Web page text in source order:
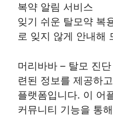
복약 알림 서비스
잊기 쉬운 탈모약 복
로 잊지 않게 안내해
머리바바 – 탈모 진
련된 정보를 제공하
플랫폼입니다. 이 어
커뮤니티 기능을 통